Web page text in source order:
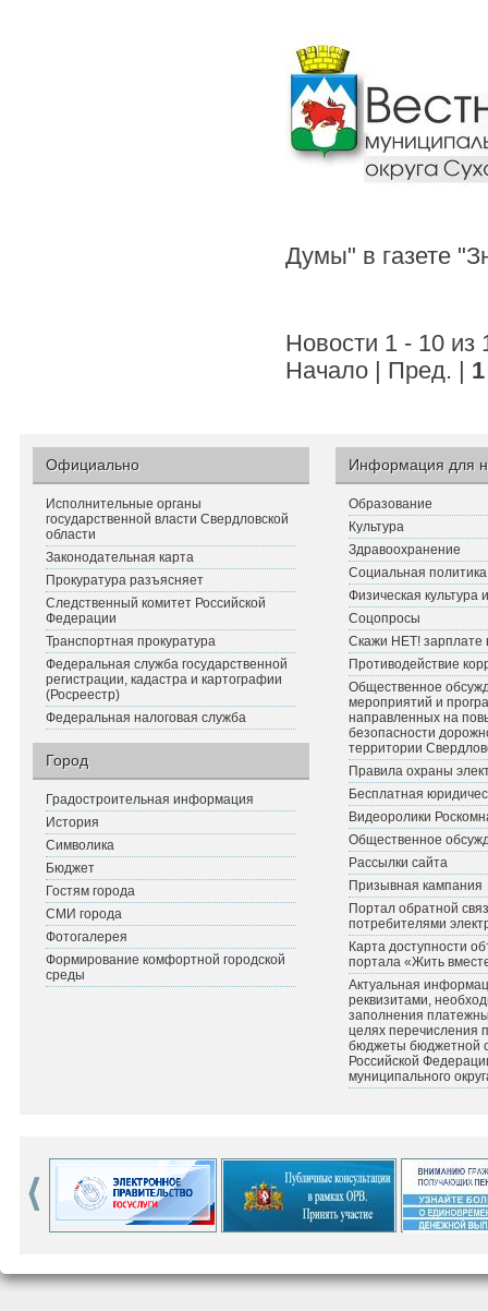
Думы" в газете
Новости 1 - 10 из
Начало | Пред. | 1
Официально
Исполнительные органы
государственной власти Свердловской
области
Законодательная карта
Прокуратура разъясняет
Следственный комитет Российской
Федерации
Транспортная прокуратура
Федеральная служба государственной
регистрации, кадастра и картографии
(Росреестр)
Федеральная налоговая служба
Город
Градостроительная информация
История
Символика
Бюджет
Гостям города
СМИ города
Фотогалерея
Формирование комфортной городской
среды
Информация для
Образование
Культура
Здравоохранение
Социальная политика
Физическая культура
Соцопросы
Скажи НЕТ! зарплате
Противодействие
Общественное
мероприятий и
направленных на
безопасности
территории
Правила охраны
Бесплатная
Видеоролики
Общественное
Рассылки сайта
Призывная кампания
Портал обратной
потребителями
Карта доступности
портала «Жить
Актуальная
реквизитами,
заполнения
целях перечисления
бюджеты бюджетной
Российской
муниципального